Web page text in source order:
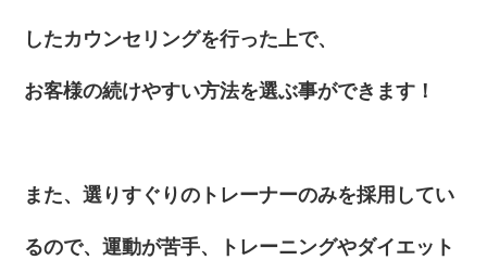
したカウンセリングを行った上で、
お客様の続けやすい方法を選ぶ事ができます！
また、選りすぐりのトレーナーのみを採用してい
るので、運動が苦手、トレーニングやダイエット